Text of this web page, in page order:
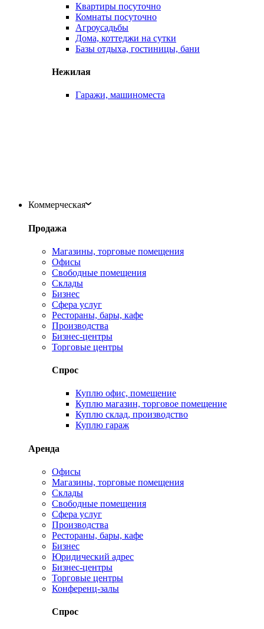
Квартиры посуточно
Комнаты посуточно
Агроусадьбы
Дома, коттеджи на сутки
Базы отдыха, гостиницы, бани
Нежилая
Гаражи, машиноместа
Коммерческая
Продажа
Магазины, торговые помещения
Офисы
Свободные помещения
Склады
Бизнес
Сфера услуг
Рестораны, бары, кафе
Производства
Бизнес-центры
Торговые центры
Спрос
Куплю офис, помещение
Куплю магазин, торговое помещение
Куплю склад, производство
Куплю гараж
Аренда
Офисы
Магазины, торговые помещения
Склады
Свободные помещения
Сфера услуг
Производства
Рестораны, бары, кафе
Бизнес
Юридический адрес
Бизнес-центры
Торговые центры
Конференц-залы
Спрос